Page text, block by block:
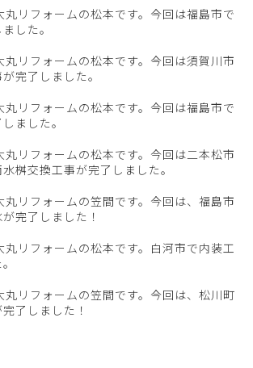
丸リフォームの松本です。今回は福島市で
した。
丸リフォームの松本です。今回は須賀川市
完了しました。
丸リフォームの松本です。今回は福島市で
ました。
丸リフォームの松本です。今回は二本松市
桝交換工事が完了しました。
丸リフォームの笠間です。今回は、福島市
完了しました！
丸リフォームの松本です。白河市で内装工
丸リフォームの笠間です。今回は、松川町
了しました！